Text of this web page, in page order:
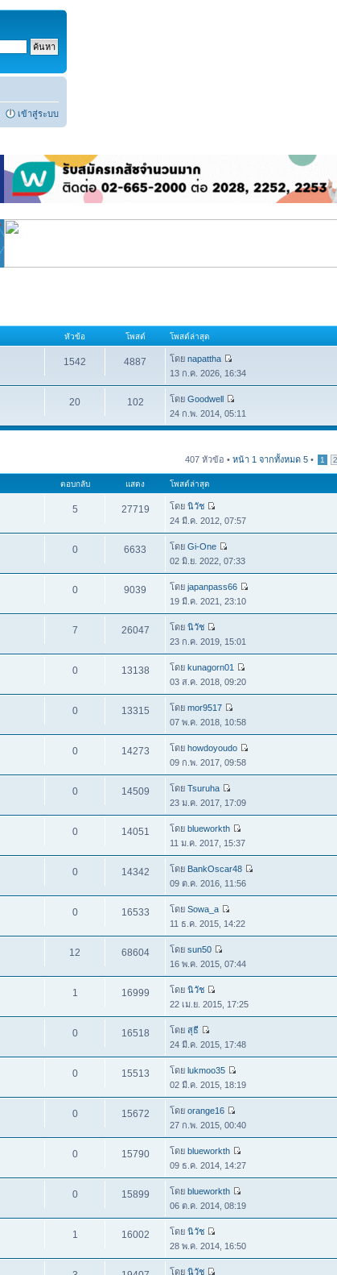
เข้าสู่ระบบ
หัวข้อ โพสต์ โพสต์ล่าสุด
1542 4887 โดยnapattha
13 ก.ค. 2026, 16:34
20 102 โดยGoodwell
24 ก.พ. 2014, 05:11
407 หัวข้อ • หน้า 1 จากทั้งหมด 5 • 1 2
ตอบกลับ แสดง โพสต์ล่าสุด
5 27719 โดยนิวัช
24 มี.ค. 2012, 07:57
0 6633 โดยGi-One
02 มิ.ย. 2022, 07:33
0 9039 โดยjapanpass66
19 มี.ค. 2021, 23:10
7 26047 โดยนิวัช
23 ก.ค. 2019, 15:01
0 13138 โดยkunagorn01
03 ส.ค. 2018, 09:20
0 13315 โดยmor9517
07 พ.ค. 2018, 10:58
0 14273 โดยhowdoyoudo
09 ก.พ. 2017, 09:58
0 14509 โดยTsuruha
23 ม.ค. 2017, 17:09
0 14051 โดยblueworkth
11 ม.ค. 2017, 15:37
0 14342 โดย BankOscar48
09 ต.ค. 2016, 11:56
0 16533 โดยSowa_a
11 ธ.ค. 2015, 14:22
12 68604 โดยsun50
16 พ.ค. 2015, 07:44
1 16999 โดยนิวัช
22 เม.ย. 2015, 17:25
0 16518 โดยสุธี
24 มี.ค. 2015, 17:48
0 15513 โดยlukmoo35
02 มี.ค. 2015, 18:19
0 15672 โดยorange16
27 ก.พ. 2015, 00:40
0 15790 โดยblueworkth
09 ธ.ค. 2014, 14:27
0 15899 โดยblueworkth
06 ต.ค. 2014, 08:19
1 16002 โดยนิวัช
28 พ.ค. 2014, 16:50
โดยนิวัช